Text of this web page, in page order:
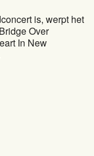
is, werpt het
Over
In New